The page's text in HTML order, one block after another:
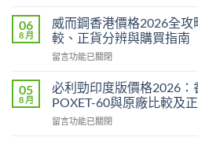
功
效
2026：
成
效
果、
法
P-
Force
評
價
印
度
效
06
8 月
威而鋼香港價格2026全
較、正貨分辨與購買指南
在
而
鋼
香
港
留言功能已關閉
05
8 月
必利勁印度版價格2026：
POXET-60與原廠比較及
在
留言功能已關閉